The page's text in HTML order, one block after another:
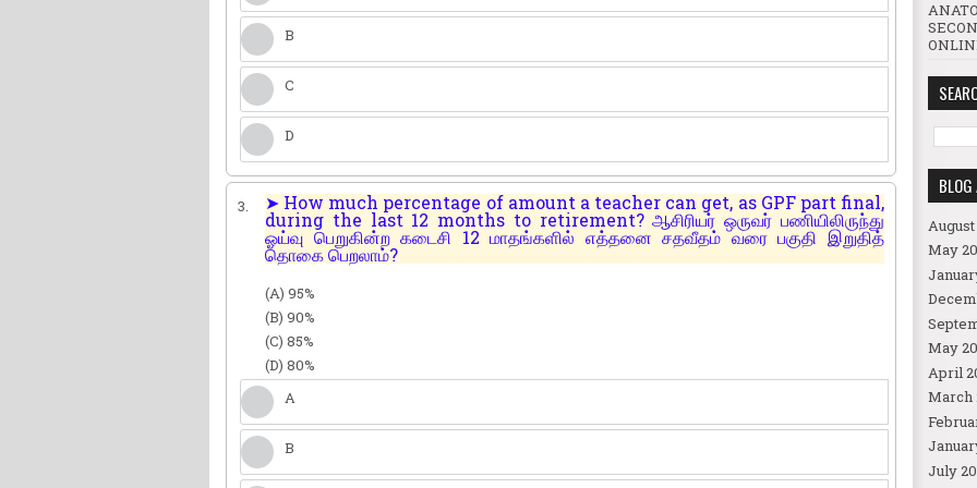
B
C
D
3. ➤ How much percentage of amount a teacher can get, as GPF part final,
during the last 12 months to retirement? ஆசிரியர் ஒருவர் பணியிலிருந்து
ஓய்வு பெறுகின்ற கடைசி 12 மாதங்களில் எத்தனை சதவீதம் வரை பகுதி இறுதித்
தொகை பெறலாம்?
(A) 95%
(B) 90%
(C) 85%
(D) 80%
A
B
May
May
April
March
July